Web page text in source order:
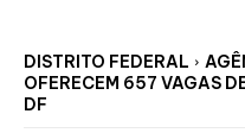
DISTRITO FEDERAL
OFERECEM 657 VAGAS
DF